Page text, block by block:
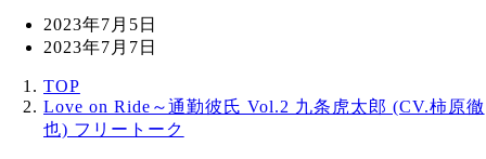
投
稿
2023年7月5日
更
日
2023年7月7日
TOP
Love on Ride～通勤彼氏 Vol.2 九条虎太郎 (CV.柿原徹
也) フリートーク